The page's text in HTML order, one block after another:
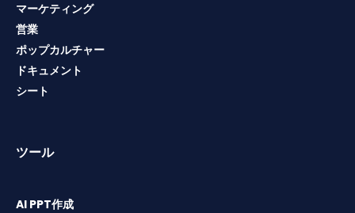
マーケティング
営業
ポップカルチャー
ドキュメント
シート
ツール
AI PPT作成